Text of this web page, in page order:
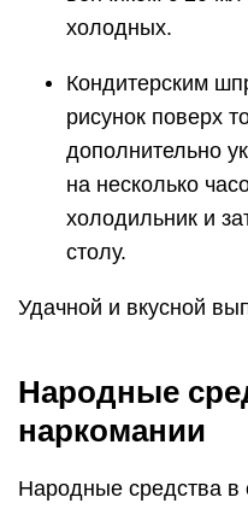
холодных.
Кондитерским
рисунок поверх
дополнительно
на несколько
холодильник и
столу.
Удачной и вкусной
Народные
наркомании
Народные средства в